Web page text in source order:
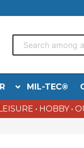
MIL-TEC®
• HOBBY •